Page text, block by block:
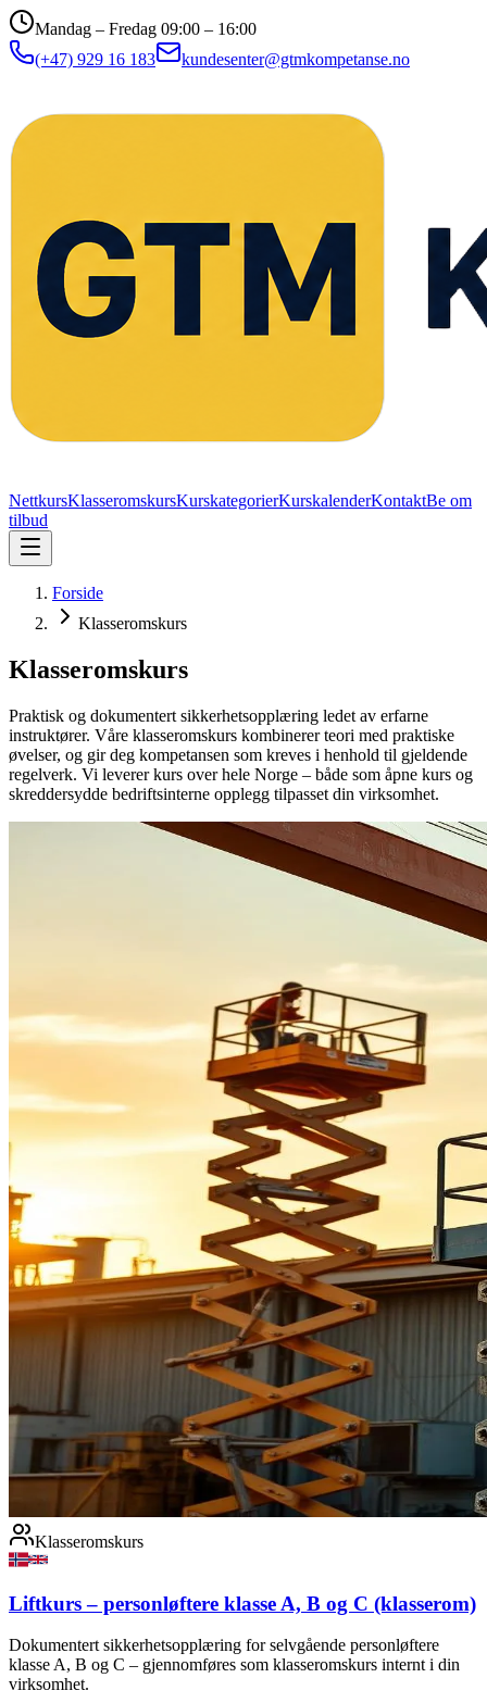
Mandag – Fredag 09:00 – 16:00
(+47) 929 16 183
kundesenter@gtmkompetanse.no
NettkursKlasseromskursKurskategorierKurskalenderKontaktBe om
tilbud
Forside
Klasseromskurs
Klasseromskurs
Praktisk og dokumentert sikkerhetsopplæring ledet av erfarne
instruktører. Våre klasseromskurs kombinerer teori med praktiske
øvelser, og gir deg kompetansen som kreves i henhold til gjeldende
regelverk. Vi leverer kurs over hele Norge – både som åpne kurs og
skreddersydde bedriftsinterne opplegg tilpasset din virksomhet.
Klasseromskurs
Liftkurs – personløftere klasse A, B og C (klasserom)
Dokumentert sikkerhetsopplæring for selvgående personløftere
klasse A, B og C – gjennomføres som klasseromskurs internt i din
virksomhet.